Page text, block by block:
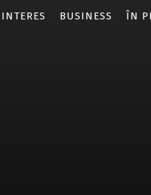
BUSINESS ÎN